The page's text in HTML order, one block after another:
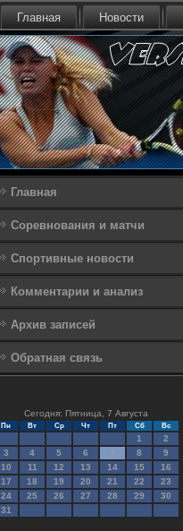
Главная Новости
Главная
Соревнования и матчи
Спортивные новости
Комментарии и анализ
Архив записей
Обратная связь
Сегодня: Пятница, 7 Августа
Пн Вт Ср Чт Пт Сб Вс
1
2
3
4 5 6 7 8
9
10
11 12 13 14 15
16
17
18 19 20 21 22
23
24
25 26 27 28 29
30
31